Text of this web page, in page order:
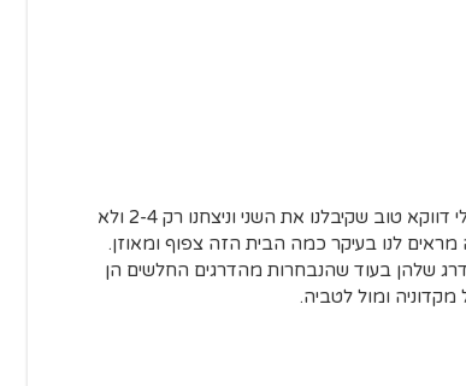
עדיין אין סיבה להתחיל להוציא מחשבונים. אולי דווקא טוב שקיבלנו את השני וניצחנו רק 2-4 ולא
לנו בעיקר כמה הבית הזה צפוף ומאוזן.
שלהן בעוד שהנבחרות מהדרגים החלשים הן
מקדוניה ומול לטביה.